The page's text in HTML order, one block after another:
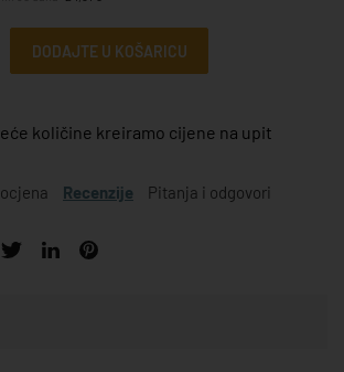
DODAJTE U KOŠARICU
količine kreiramo cijene na upit
Recenzije Pitanja i odgovori